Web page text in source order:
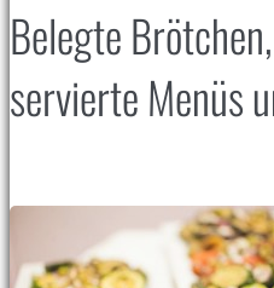
Belegte
servierte Menüs